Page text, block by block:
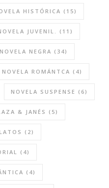
HISTÓRICA (15)
JUVENIL. (11)
NOVELA NEGRA (34)
NOVELA ROMÁNTCA (4)
NOVELA SUSPENSE (6)
& JANÉS (5)
(2)
(4)
(4)